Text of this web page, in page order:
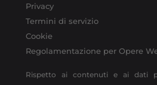
Privacy
Termini di servizio
Cookie
Regolamentazione per Opere
Rispetto ai contenuti e ai dati